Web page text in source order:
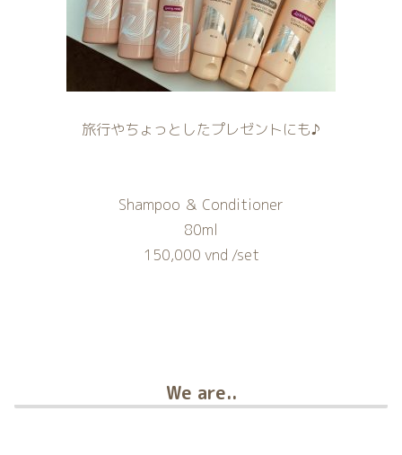
旅行やちょっとしたプレゼントにも♪
Shampoo ＆ Conditioner
80ml
150,000 vnd /set
We are..